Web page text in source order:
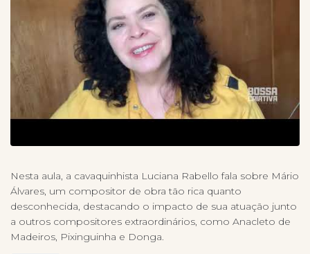
Nesta aula, a cavaquinhista Luciana Rabello fala sobre Mário
Álvares, um compositor de obra tão rica quanto
desconhecida, destacando o impacto de sua atuação junto
a outros compositores extraordinários, como Anacleto de
Madeiros, Pixinguinha e Donga.